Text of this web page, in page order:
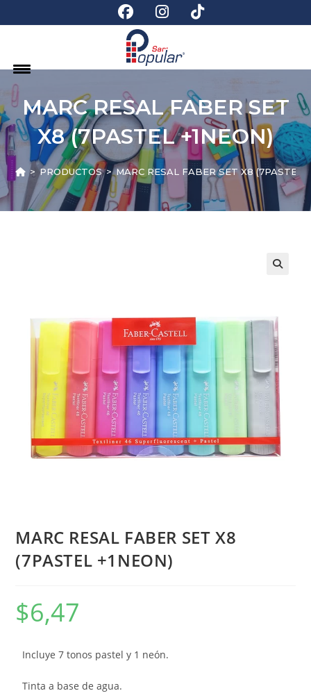
MARC RESAL FABER SET
X8 (7PASTEL +1NEON)
> PRODUCTOS > MARC RESAL FABER SET X8 (7PASTEL
MARC RESAL FABER SET X8
(7PASTEL +1NEON)
$6,47
Incluye 7 tonos pastel y 1 neón.
Tinta a base de agua.